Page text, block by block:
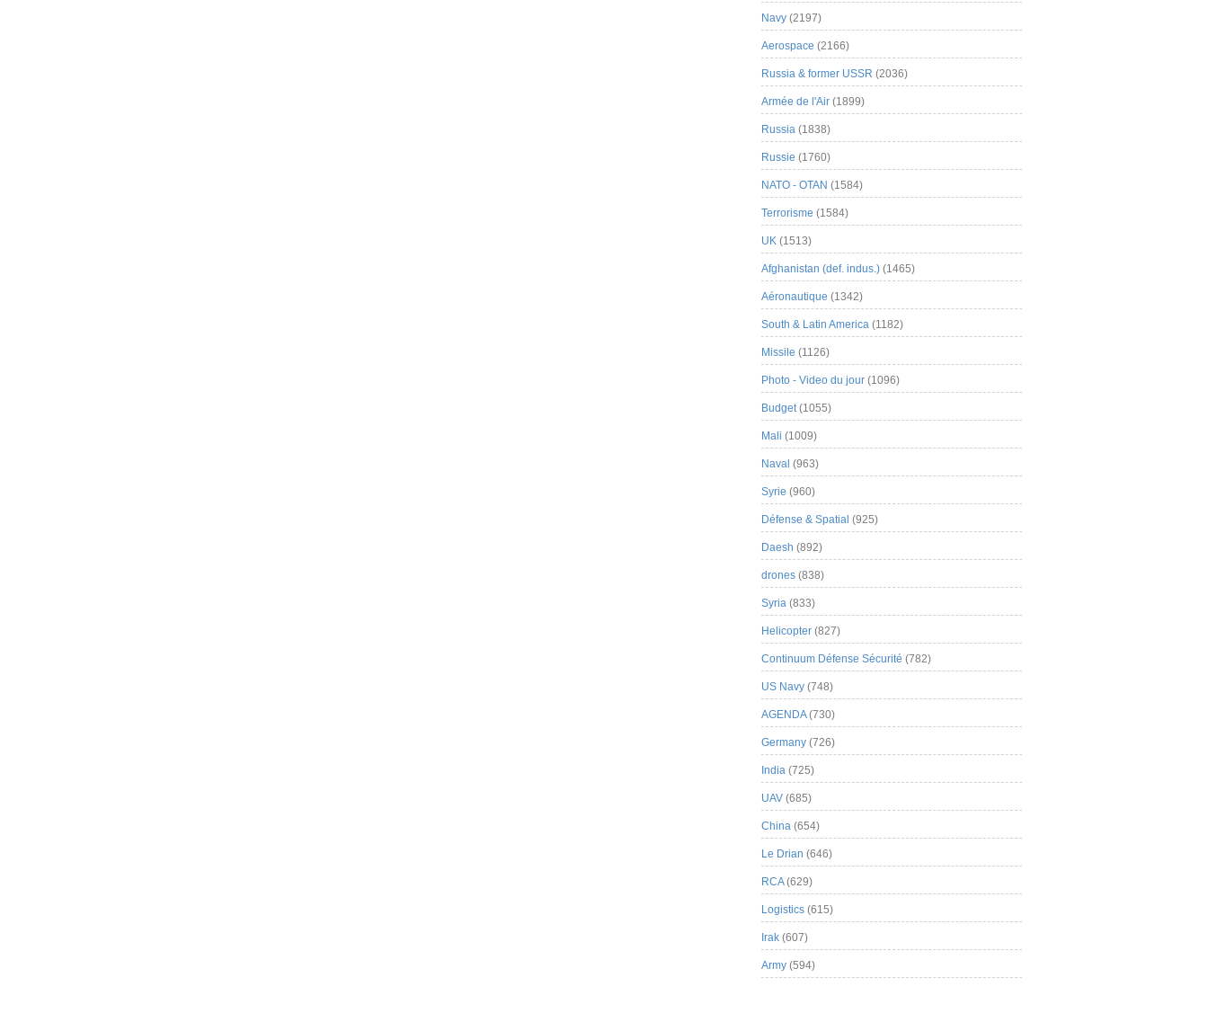
Navy (2197)
Aerospace (2166)
Russia & former USSR (2036)
Armée de l'Air (1899)
Russia (1838)
Russie (1760)
NATO - OTAN (1584)
Terrorisme (1584)
UK (1513)
Afghanistan (def. indus.) (1465)
Aéronautique (1342)
South & Latin America (1182)
Missile (1126)
Photo - Video du jour (1096)
Budget(1055)
Mali (1009)
Naval (963)
Syrie (960)
Défense & Spatial (925)
Daesh (892)
drones (838)
Syria (833)
Helicopter (827)
Continuum Défense Sécurité (782)
US Navy (748)
AGENDA(730)
Germany (726)
India (725)
UAV (685)
China (654)
Le Drian (646)
RCA(629)
Logistics (615)
Irak (607)
Army (594)